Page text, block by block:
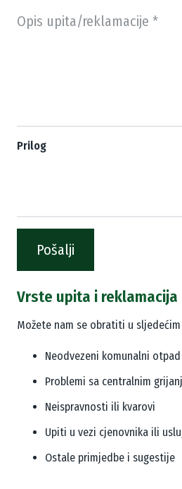
Prilog
Pošalji
Vrste upita i reklamacija
Možete nam se obratiti u
Neodvezeni komunalni otpad
Problemi sa centralnim
Neispravnosti ili kvarovi
Upiti u vezi cjenovnika ili
Ostale primjedbe i sugestije